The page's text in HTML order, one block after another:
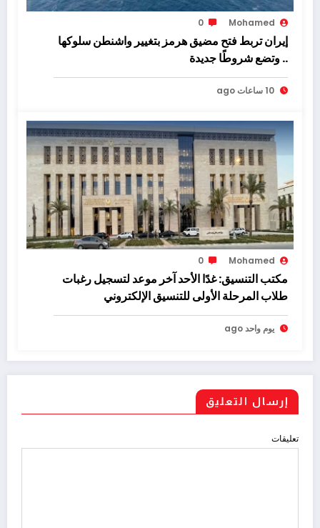
Mohamed
0
إيران تربط فتح مضيق هرمز بتغيير واشنطن سلوكها
.. وتضع شروطًا جديدة
10 ساعات ago
Mohamed
0
مكتب التنسيق: غدًا الأحد آخر موعد لتسجيل رغبات
طلاب المرحلة الأولى للتنسيق الإلكتروني
يوم واحد ago
إرسال التعليق
تعليقات